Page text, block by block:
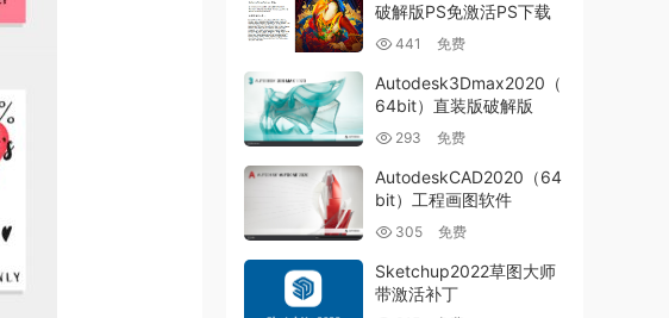
破解版PS免激活PS下载
441 免费
Autodesk3Dmax2020（
64bit）直装版破解版
293 免费
AutodeskCAD2020（64
bit）工程画图软件
305 免费
Sketchup2022草图大师
带激活补丁